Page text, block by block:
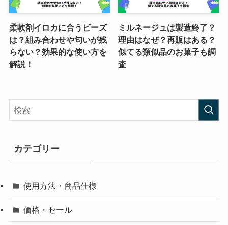
柔軟剤イロカに合うビーズ
は？組み合わせや匂いが残
らない？効果的な使い方を
解説！
ミルネージュは製造終了？
理由はなぜ？再販はある？
似てる類似品のお菓子も調
査
カテゴリー
使用方法・商品仕様
価格・セール